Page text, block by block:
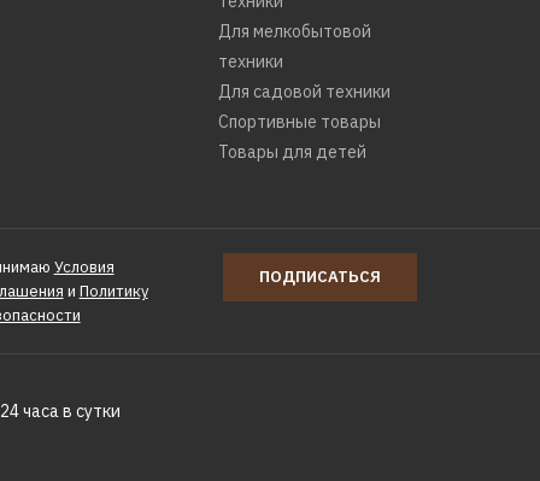
Для мелкобытовой
техники
Для садовой техники
Спортивные товары
Товары для детей
Условия
и Политику
ПОДПИСАТЬСЯ
часа в сутки